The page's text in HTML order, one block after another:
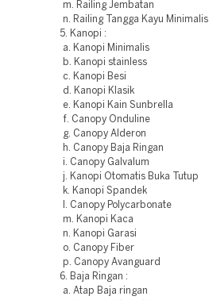
m. Railing Jembatan
n. Railing Tangga Kayu Minimalis
5. Kanopi :
a. Kanopi Minimalis
b. Kanopi stainless
c. Kanopi Besi
d. Kanopi Klasik
e. Kanopi Kain Sunbrella
f. Canopy Onduline
g. Canopy Alderon
h. Canopy Baja Ringan
i. Canopy Galvalum
j. Kanopi Otomatis Buka Tutup
k. Kanopi Spandek
l. Canopy Polycarbonate
m. Kanopi Kaca
n. Kanopi Garasi
o. Canopy Fiber
p. Canopy Avanguard
6. Baja Ringan :
a. Atap Baja ringan